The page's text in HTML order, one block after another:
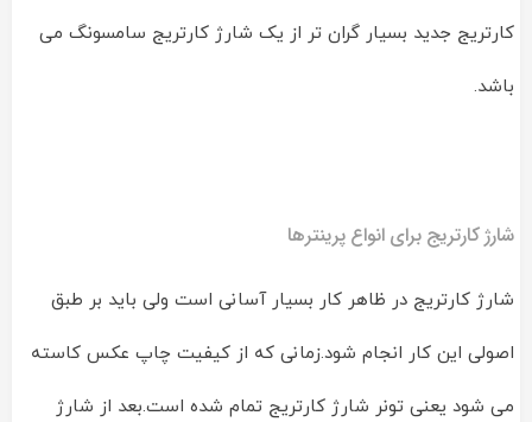
کارتریج جدید بسیار گران تر از یک شارژ کارتریج سامسونگ می
باشد.
شارژ کارتریج برای انواع پرینترها
شارژ کارتریج در ظاهر کار بسیار آسانی است ولی باید بر طبق
اصولی این کار انجام شود.زمانی که از کیفیت چاپ عکس کاسته
می شود یعنی تونر شارژ کارتریج تمام شده است.بعد از شارژ